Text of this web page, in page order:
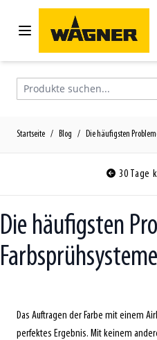
Zum Inhalt springen
Produkte suchen...
Startseite / Blog / Die häufigsten
30 Tage
Die häufigsten
Das Auftragen der Farbe mit einem
perfektes Ergebnis. Mit keinem